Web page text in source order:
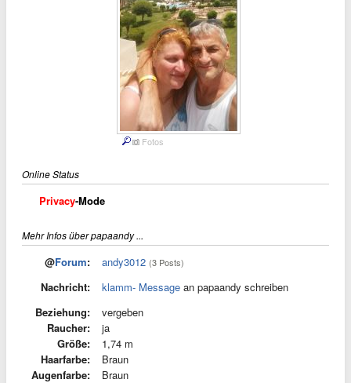
Fotos
Online Status
Privacy-Mode
Mehr Infos über papaandy ...
@Forum: andy3012 (3 Posts)
Nachricht: klamm- Message an papaandy schreiben
Beziehung:
vergeben
Raucher:
ja
Größe:
1,74 m
Haarfarbe:
Braun
Augenfarbe:
Braun